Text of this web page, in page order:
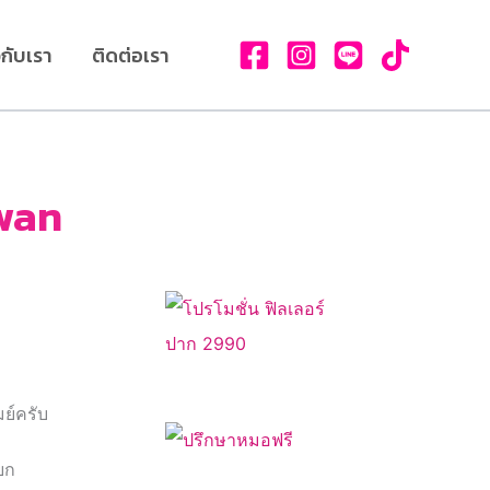
บเรา ติดต่อเรา
ย์ครับ
ก